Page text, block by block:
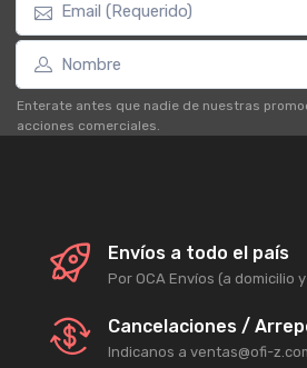
Enterate antes que nadie de nuestras
acciones comerciales.
Envíos a todo el país
Por OCA Envíos (a domicilio
Cancelaciones /
Indicanos a ventas@ofi-